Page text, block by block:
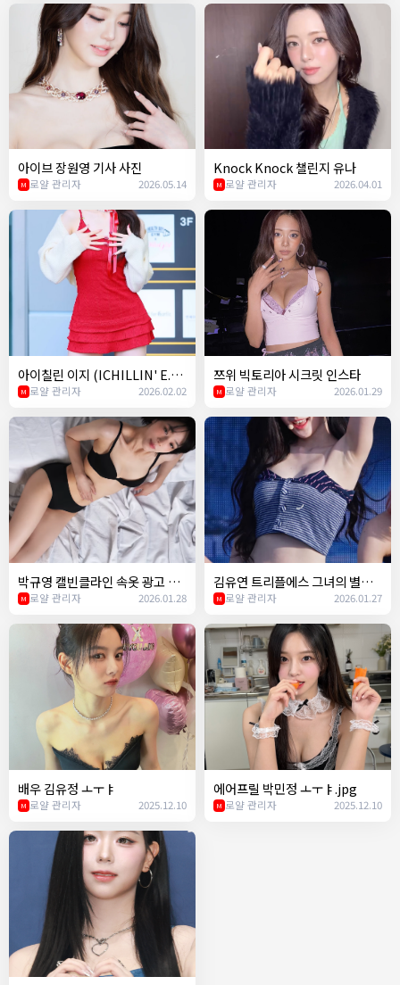
아이브 장원영 기사 사진
M 로얄 관리자 2026.05.14
Knock Knock 챌린지 유나
M 로얄 관리자 2026.04.01
아이칠린 이지 (ICHILLIN' E.JI)
- Easy (르세라핌) 챌린지
M 로얄 관리자 2026.02.02
쯔위 빅토리아 시크릿 인스타
M 로얄 관리자 2026.01.29
박규영 캘빈클라인 속옷 광고 ㄷ
ㄷ
M 로얄 관리자 2026.01.28
김유연 트리플에스 그녀의 별명
이 띨띨좌인 이유ㅋㅋ
M 로얄 관리자 2026.01.27
배우 김유정 ㅗㅜㅑ
M 로얄 관리자 2025.12.10
에어프릴 박민정 ㅗㅜㅑ.jpg
M 로얄 관리자 2025.12.10